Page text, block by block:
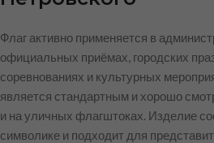
Флаг активно применяется в
официальных приёмах, городских
соревнованиях и культурных
является стандартным и хорошо
и на уличных флагштоках. Изделие
символике и подходит для